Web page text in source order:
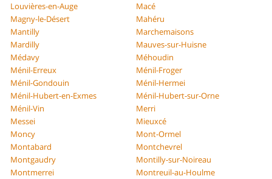
Louvières-en-Auge
Macé
Magny-le-Désert
Mahéru
Mantilly
Marchemaisons
Mardilly
Mauves-sur-Huisne
Médavy
Méhoudin
Ménil-Erreux
Ménil-Froger
Ménil-Gondouin
Ménil-Hermei
Ménil-Hubert-en-Exmes
Ménil-Hubert-sur-Orne
Ménil-Vin
Merri
Messei
Mieuxcé
Moncy
Mont-Ormel
Montabard
Montchevrel
Montgaudry
Montilly-sur-Noireau
Montmerrei
Montreuil-au-Houlme